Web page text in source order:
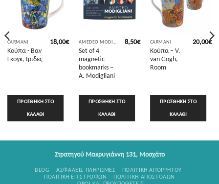
CARMANI
Κούπα - Βαν
Γκογκ, Ιριδες
18,00€
ΠΡΟΣΘΉΚΗ ΣΤΟ
ΚΑΛΆΘΙ
AMEDEO MODIGLIANI
Set of 4
magnetic
bookmarks –
A. Modigliani
8,50€
ΠΡΟΣΘΉΚΗ ΣΤΟ
ΚΑΛΆΘΙ
CARMANI
Κούπα – V.
van Gogh,
Room
20,00€
ΠΡΟΣΘΉΚΗ ΣΤΟ
ΚΑΛΆΘΙ
Στρατηγού Μακρυγιάννη 131, Μοσχάτο
BLOG ΑΣΦΑΛΕΊΣ ΠΛΗΡΩΜΈΣ
ΠΟΛΙΤΙΚΉ ΑΠΟΡΡΉΤΟΥ
ΠΟΛΙΤΙΚΉ ΕΠΙΣΤΡΟΦΏΝ
ΠΟΛΙΤΙΚΉ ΑΠΟΣΤΟΛΏΝ